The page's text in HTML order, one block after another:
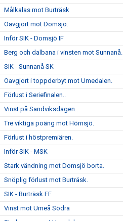
Målkalas mot Burträsk
Oavgjort mot Domsjö.
Inför SIK - Domsjö IF
Berg och dalbana i vinsten mot Sunnanå.
SIK - Sunnanå SK
Oavgjort i toppderbyt mot Umedalen.
Förlust i Seriefinalen..
Vinst på Sandviksdagen..
Tre viktiga poäng mot Hörnsjö.
Förlust i höstpremiären.
Inför SIK - MSK
Stark vändning mot Domsjö borta.
Snöplig förlust mot Burträsk.
SIK - Burträsk FF
Vinst mot Umeå Södra